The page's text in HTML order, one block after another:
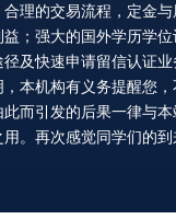
理的交易流程，定金
；强大的国外学历学
及快速申请留信认证
本机构有义务提醒您
而引发的后果一律与
。再次感觉同学们的